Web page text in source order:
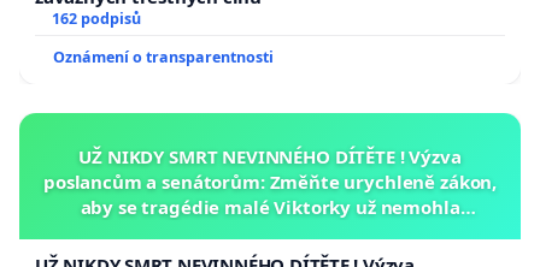
162 podpisů
Oznámení o transparentnosti
UŽ NIKDY SMRT NEVINNÉHO DÍTĚTE ! Výzva
poslancům a senátorům: Změňte urychleně zákon,
aby se tragédie malé Viktorky už nemohla